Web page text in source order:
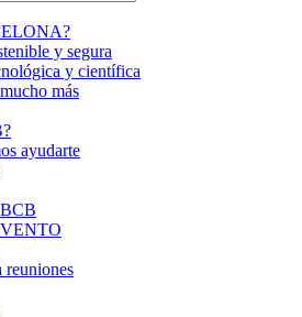
y segura
y científica
más
ayudarte
reuniones